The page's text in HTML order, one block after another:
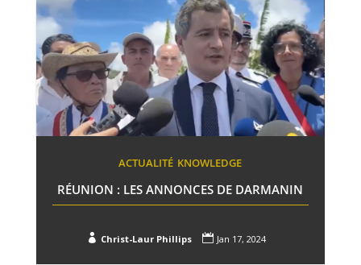
ACTUALITÉ KNOWLEDGE
RÉUNION : LES ANNONCES DE DARMANIN
 Christ-Laur Phillips  Jan 17, 2024